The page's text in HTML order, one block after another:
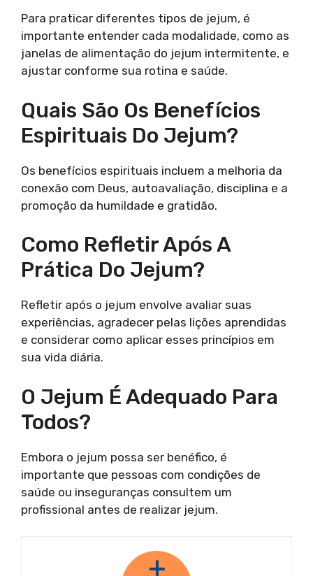
Para praticar diferentes tipos de jejum, é
importante entender cada modalidade, como as
janelas de alimentação do jejum intermitente, e
ajustar conforme sua rotina e saúde.
Quais São Os Benefícios
Espirituais Do Jejum?
Os benefícios espirituais incluem a melhoria da
conexão com Deus, autoavaliação, disciplina e a
promoção da humildade e gratidão.
Como Refletir Após A
Prática Do Jejum?
Refletir após o jejum envolve avaliar suas
experiências, agradecer pelas lições aprendidas
e considerar como aplicar esses princípios em
sua vida diária.
O Jejum É Adequado Para
Todos?
Embora o jejum possa ser benéfico, é
importante que pessoas com condições de
saúde ou inseguranças consultem um
profissional antes de realizar jejum.